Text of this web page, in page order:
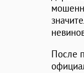
После